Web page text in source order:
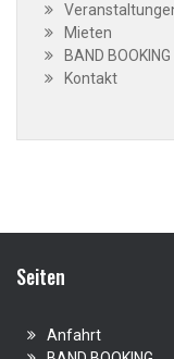
Mieten
BAND BOOKING
Kontakt
Seiten
Anfahrt